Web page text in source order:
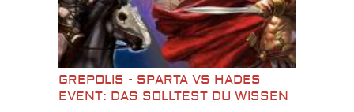
GREPOLIS - SPARTA VS HADES
EVENT: DAS SOLLTEST DU WISSEN